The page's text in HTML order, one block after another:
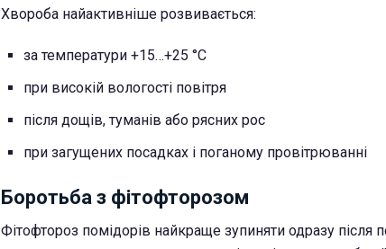
Хвороба найактивніше розвивається:
за температури +15…+25 °C
при високій вологості повітря
після дощів, туманів або рясних рос
при загущених посадках і поганому провітрюванні
Боротьба з фітофторозом
Фітофтороз помідорів найкраще зупиняти одразу після